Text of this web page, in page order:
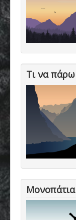
Τι να